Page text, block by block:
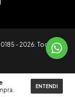
ENTENDI
- 2026. Todos os